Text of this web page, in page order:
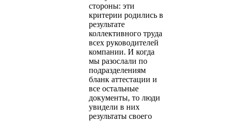
стороны: эти
критерии родились в
результате
коллективного труда
всех руководителей
компании. И когда
мы разослали по
подразделениям
бланк аттестации и
все остальные
документы, то люди
увидели в них
результаты своего